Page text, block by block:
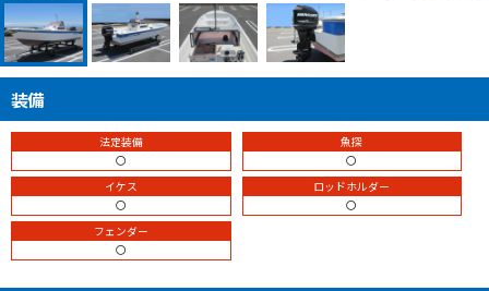
装備
法定装備
〇
魚探
〇
イケス
〇
ロッドホルダー
〇
フェンダー
〇